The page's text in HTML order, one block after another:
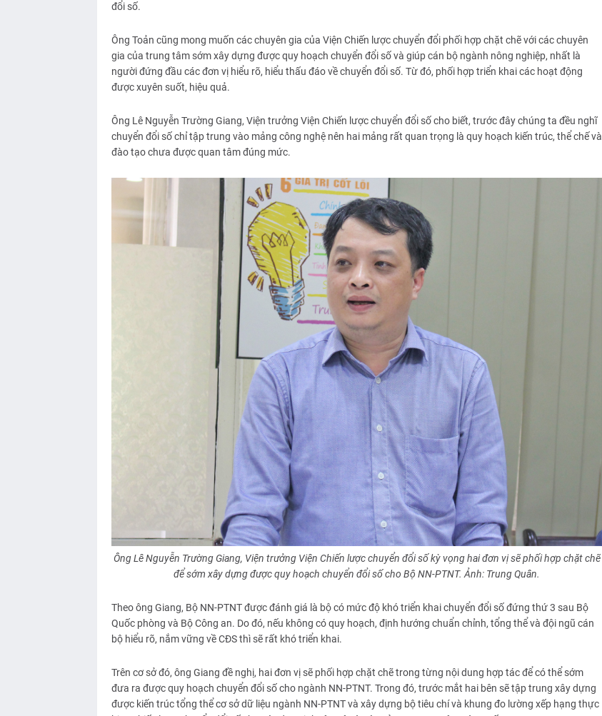
đổi số.
Ông Toản cũng mong muốn các chuyên gia của Viện Chiến lược chuyển đổi phối hợp chặt chẽ với các chuyên
gia của trung tâm sớm xây dựng được quy hoạch chuyển đổi số và giúp cán bộ ngành nông nghiệp, nhất là
người đứng đầu các đơn vị hiểu rõ, hiểu thấu đáo về chuyển đổi số. Từ đó, phối hợp triển khai các hoạt động
được xuyên suốt, hiệu quả.
Ông Lê Nguyễn Trường Giang, Viện trưởng Viện Chiến lược chuyển đổi số cho biết, trước đây chúng ta đều nghĩ
chuyển đổi số chỉ tập trung vào mảng công nghệ nên hai mảng rất quan trọng là quy hoạch kiến trúc, thể chế và
đào tạo chưa được quan tâm đúng mức.
Ông Lê Nguyễn Trường Giang, Viện trưởng Viện Chiến lược chuyển đổi số kỳ vọng hai đơn vị sẽ phối hợp chặt chẽ
để sớm xây dựng được quy hoạch chuyển đổi số cho Bộ NN-PTNT. Ảnh: Trung Quân.
Theo ông Giang, Bộ NN-PTNT được đánh giá là bộ có mức độ khó triển khai chuyển đổi số đứng thứ 3 sau Bộ
Quốc phòng và Bộ Công an. Do đó, nếu không có quy hoạch, định hướng chuẩn chỉnh, tổng thể và đội ngũ cán
bộ hiểu rõ, nắm vững về CĐS thì sẽ rất khó triển khai.
Trên cơ sở đó, ông Giang đề nghị, hai đơn vị sẽ phối hợp chặt chẽ trong từng nội dung hợp tác để có thể sớm
đưa ra được quy hoạch chuyển đổi số cho ngành NN-PTNT. Trong đó, trước mắt hai bên sẽ tập trung xây dựng
được kiến trúc tổng thể cơ sở dữ liệu ngành NN-PTNT và xây dựng bộ tiêu chí và khung đo lường xếp hạng thực